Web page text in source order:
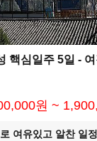
핵심일주 5일 -
원 ~
여유있고 알찬 일정